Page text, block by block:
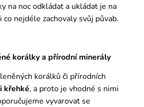
na noc odkládat a ukládat je na
nejdéle zachovaly svůj půvab.
korálky a přírodní minerály
korálků či přírodních
křehké, a proto je vhodné s nimi
vyvarovat se